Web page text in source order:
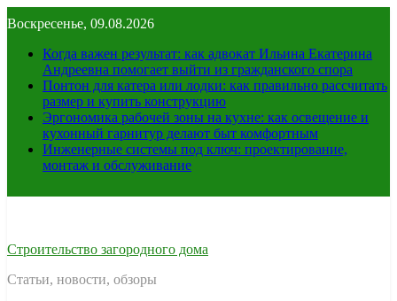
к
содержимому
Воскресенье, 09.08.2026
Когда важен результат: как адвокат Ильина Екатерина
Андреевна помогает выйти из гражданского спора
Понтон для катера или лодки: как правильно рассчитать
размер и купить конструкцию
Эргономика рабочей зоны на кухне: как освещение и
кухонный гарнитур делают быт комфортным
Инженерные системы под ключ: проектирование,
монтаж и обслуживание
Строительство загородного дома
Статьи, новости, обзоры